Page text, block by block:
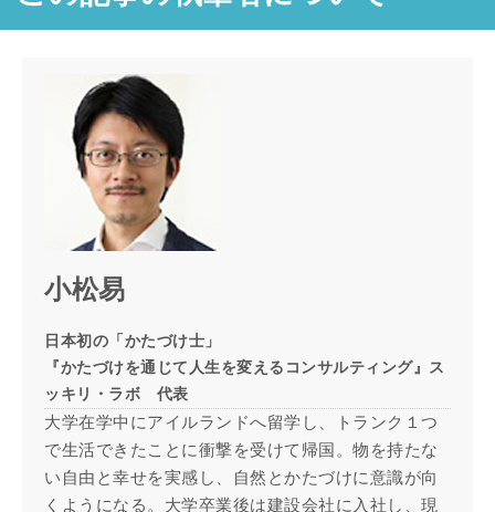
小松易
日本初の「かたづけ士」
『かたづけを通じて人生を変えるコンサルティング』ス
ッキリ・ラボ 代表
大学在学中にアイルランドへ留学し、トランク１つ
で生活できたことに衝撃を受けて帰国。物を持たな
い自由と幸せを実感し、自然とかたづけに意識が向
くようになる。大学卒業後は建設会社に入社し、現